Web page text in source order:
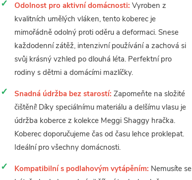
Odolnost pro aktivní domácnosti: Vyroben z
kvalitních umělých vláken, tento koberec je
mimořádně odolný proti oděru a deformaci. Snese
každodenní zátěž, intenzivní používání a zachová si
svůj krásný vzhled po dlouhá léta. Perfektní pro
rodiny s dětmi a domácími mazlíčky.
Snadná údržba bez starostí: Zapomeňte na složité
čištění! Díky speciálnímu materiálu a delšímu vlasu je
údržba koberce z kolekce Meggi Shaggy hračka.
Koberec doporučujeme čas od času lehce proklepat.
Ideální pro všechny domácnosti.
Kompatibilní s podlahovým vytápěním: Nemusíte se